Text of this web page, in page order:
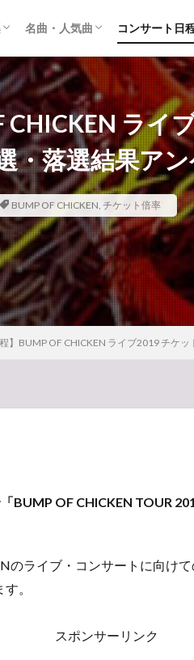
リシーENTERTAINMENT (旧ジャニ
アイドル
名曲・人気曲
おすすめアルバム
歌詞考察
コンサート日
セトリ・ま
ライブレポ
カード枠
CHICKEN ライ
・落選結果ア
BUMP OF CHICKEN, チケット倍率
程】BUMP OF CHICKEN ライブ2019 チケ
「BUMP OF CHICKEN TOUR
のライブ・コンサートに向けて
。
スポンサーリンク